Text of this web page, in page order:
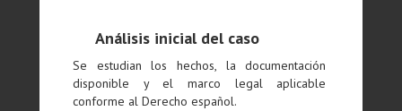
Análisis inicial del caso
Se estudian los hechos, la documentación
disponible y el marco legal aplicable
conforme al Derecho español.